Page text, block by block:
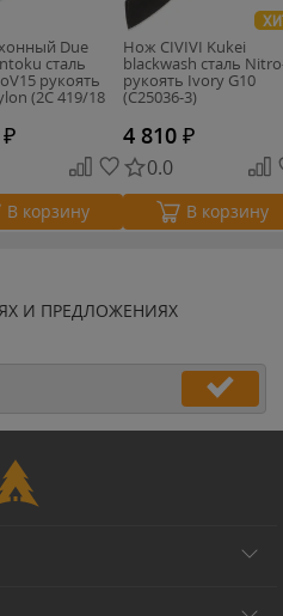
Due
cталь
рукоять
(2C 419/18
₽
В корзину
Нож CIVIVI Kukei
blackwash сталь
рукоять Ivory G10
(C25036-3)
4 810 ₽
0.0
В корзину
И ПРЕДЛОЖЕНИЯХ